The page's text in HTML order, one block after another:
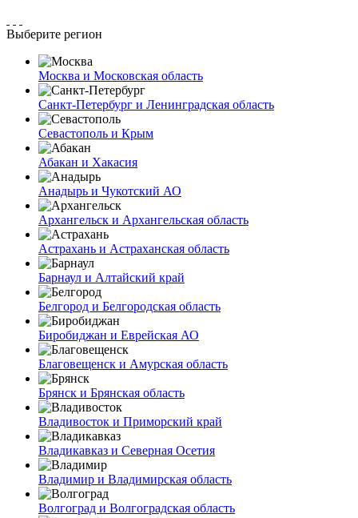
Выберите регион
Москва и Московская область
Санкт-Петербург и Ленинградская область
Севастополь и Крым
Абакан и Хакасия
Анадырь и Чукотский АО
Архангельск и Архангельская область
Астрахань и Астраханская область
Барнаул и Алтайский край
Белгород и Белгородская область
Биробиджан и Еврейская АО
Благовещенск и Амурская область
Брянск и Брянская область
Владивосток и Приморский край
Владикавказ и Северная Осетия
Владимир и Владимирская область
Волгоград и Волгоградская область